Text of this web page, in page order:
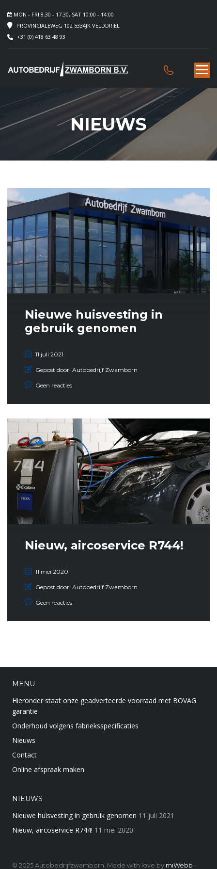
MON - FRI 8.30 - 17.30, SAT 10:00 - 14:00
PROVINCIALEWEG 102 5334JK VELDDRIEL
+31 (0) 418 63 48 93
NIEUWS
Nieuwe huisvesting in
gebruik genomen
11 juli 2021
Gepost door: Autobedrijf Zwamborn
Geen reacties
Nieuw, aircoservice R744!
11 mei 2020
Gepost door: Autobedrijf Zwamborn
Geen reacties
MENU
Hieronder staat onze geadverteerde voorraad met BOVAG
garantie
Onderhoud volgens fabrieksspecificaties
Nieuws
Contact
Online afspraak maken
NIEUWS
Nieuwe huisvesting in gebruik genomen 11 juli 2021
Nieuw, aircoservice R744! 11 mei 2020
© 2025 Autobedrijfzwamborn. Made with love by miWebb -